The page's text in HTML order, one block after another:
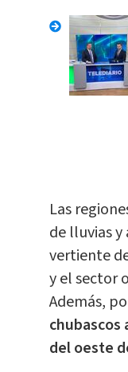
Las
de lluvias y
vertiente
y el sector
Además,
chubascos
del oeste